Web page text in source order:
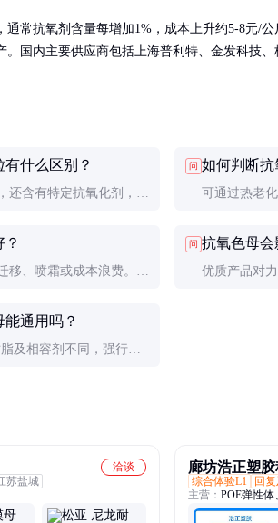
常抗氧剂含量每增加1%，成本上升约5-8元/
。国内主要供应商包括上海普利特、金发科技
什么区别？
还含有特定抗氧化剂，能
化，分散更均匀。
问 如何判断抗
可通过热老
观察制品颜
移、喷霜或成本浪费。通
好分散。
问 抗氧色母会
优质产品对
通用吗？
及相容剂不同，强行混
洽谈
苏盐城
廊坊浩正塑
综合体验L1
回
主营： POE弹性
剂、PBT/PET增